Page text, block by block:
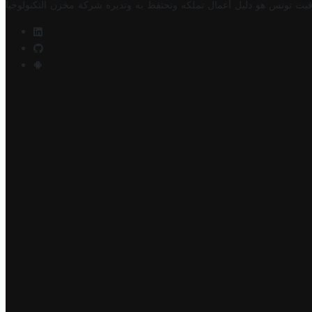
تونس هو دليل أعمال تملكه وتحتفظ به وتديره شركة مخزن التكنولوجيا